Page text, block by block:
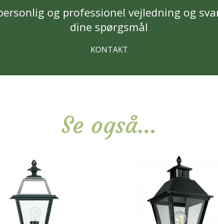
og professionel vejledning og
dine spørgsmål
KONTAKT
Se også...